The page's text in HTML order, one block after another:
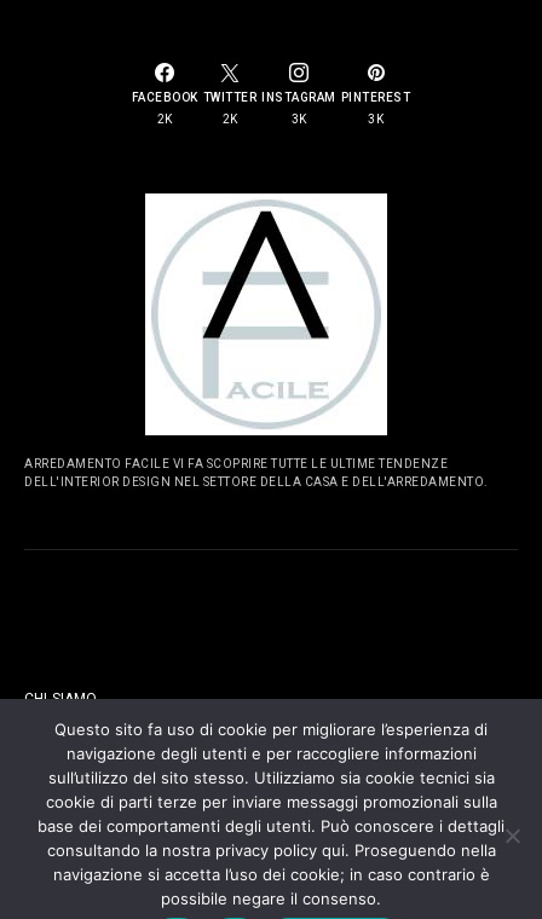
FACEBOOK
2K
TWITTER
2K
INSTAGRAM
3K
PINTEREST
3K
ARREDAMENTO FACILE VI FA SCOPRIRE TUTTE LE ULTIME TENDENZE
DELL'INTERIOR DESIGN NEL SETTORE DELLA CASA E DELL'ARREDAMENTO.
CHI SIAMO
CONTATTI
COOKIES POLICY
PRIVACY POLICY
Questo sito fa uso di cookie per migliorare l’esperienza di
navigazione degli utenti e per raccogliere informazioni
sull’utilizzo del sito stesso. Utilizziamo sia cookie tecnici sia
cookie di parti terze per inviare messaggi promozionali sulla
base dei comportamenti degli utenti. Può conoscere i dettagli
consultando la nostra privacy policy qui. Proseguendo nella
navigazione si accetta l’uso dei cookie; in caso contrario è
possibile negare il consenso.